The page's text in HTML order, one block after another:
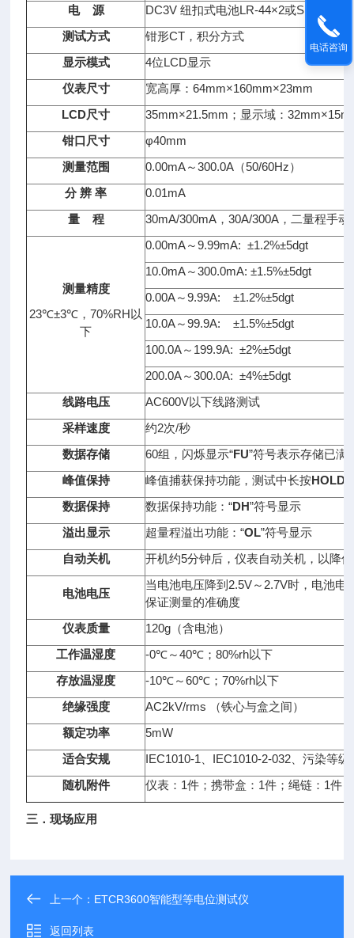
电 源
DC3V 纽扣式电池LR-44×2或SR-44×2
测试方式
钳形CT，积分方式
显示模式
4位LCD显示
仪表尺寸
宽高厚：64mm×160mm×23mm
LCD尺寸
35mm×21.5mm；显示域：
钳口尺寸
φ40mm
测量范围
0.00mA～300.0A（50/60Hz）
分 辨 率
0.01mA
量 程
30mA/300mA，30A/300A，二量程手
测量精度
23℃±3℃，70%RH以
下
0.00mA～9.99mA: ±1.2%±5dgt
10.0mA～300.0mA: ±1.5%±5dgt
0.00A～9.99A: ±1.2%±5dgt
10.0A～99.9A: ±1.5%±5dgt
100.0A～199.9A: ±2%±5dgt
200.0A～300.0A: ±4%±5dgt
线路电压
AC600V以下线路测试
采样速度
约2次/秒
数据存储
60组，闪烁显示“FU”符号表示存储已满
峰值保持
峰值捕获保持功能，测试中长按HOLD
数据保持
数据保持功能：“DH”符号显示
溢出显示
超量程溢出功能：“OL”符号显示
自动关机
开机约5分钟后，仪表自动关机，以降
电池电压
当电池电压降到2.5V～2.7V时，电池
保证测量的准确度
仪表质量
120g（含电池）
工作温湿度
-0℃～40℃；80%rh以下
存放温湿度
-10℃～60℃；70%rh以下
绝缘强度
AC2kV/rms （铁心与盒之间）
额定功率
5mW
适合安规
IEC1010-1、IEC1010-2-032、污染等
随机附件
仪表：1件；携带盒：1件；绳链：1件
三．现场应用
上一个： ETCR3600智能型等电位测试仪
返回列表
电话咨询